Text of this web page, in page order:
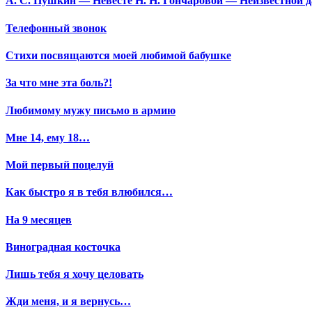
Телефонный звонок
Стихи посвящаются моей любимой бабушке
За что мне эта боль?!
Любимому мужу письмо в армию
Мне 14, ему 18…
Мой первый поцелуй
Как быстро я в тебя влюбился…
На 9 месяцев
Виноградная косточка
Лишь тебя я хочу целовать
Жди меня, и я вернусь…